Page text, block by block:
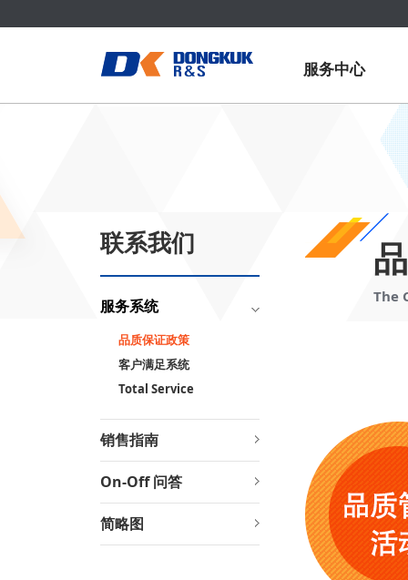
服务中心
联系我们
服务系统
品质保证政策
客户满足系统
Total Service
销售指南
On-Off 问答
简略图
The